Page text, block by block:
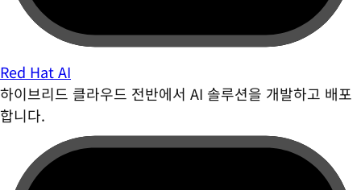
Red Hat AI
하이브리드 클라우드 전반에서 AI 솔루션을 개발하고 배포
합니다.